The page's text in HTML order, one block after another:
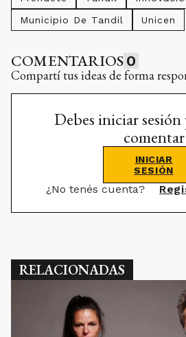
Municipio De Tandil
Unicen
COMENTARIOS 0
Compartí tus ideas de forma
Debes iniciar
comentar
INICIAR
SESIÓN
¿No tenés cuenta?
RELACIONADAS